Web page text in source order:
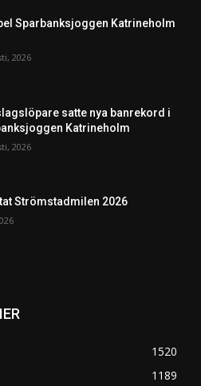
Sparbanksjoggen Katrineholm
2026
satte nya banrekord i
Katrineholm
2026
Strömstadmilen 2026
1520
1189